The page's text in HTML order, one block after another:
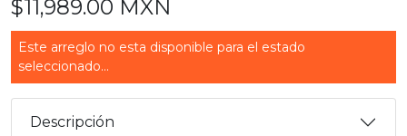
$11,989.00 MXN
Este arreglo no esta disponible para el estado
seleccionado...
Descripción